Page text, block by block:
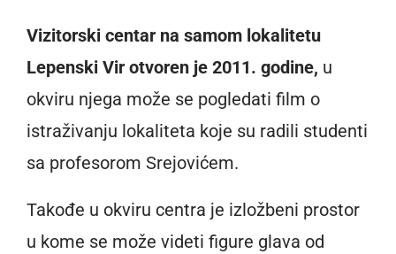
Vizitorski centar na samom lokalitetu
Lepenski Vir otvoren je 2011. godine, u
okviru njega može se pogledati film o
istraživanju lokaliteta koje su radili studenti
sa profesorom Srejovićem.
Takođe u okviru centra je izložbeni prostor
u kome se može videti figure glava od